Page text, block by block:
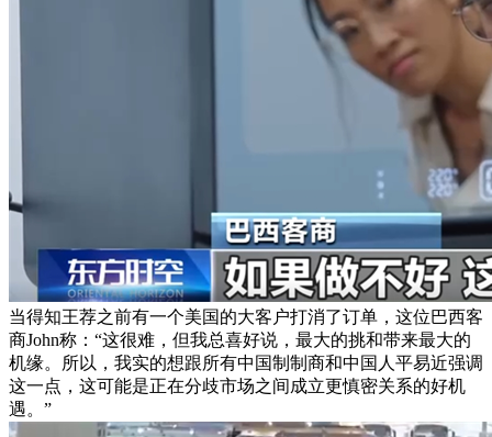
当得知王荐之前有一个美国的大客户打消了订单，这位巴西客
商John称：“这很难，但我总喜好说，最大的挑和带来最大的
机缘。所以，我实的想跟所有中国制制商和中国人平易近强调
这一点，这可能是正在分歧市场之间成立更慎密关系的好机
遇。”